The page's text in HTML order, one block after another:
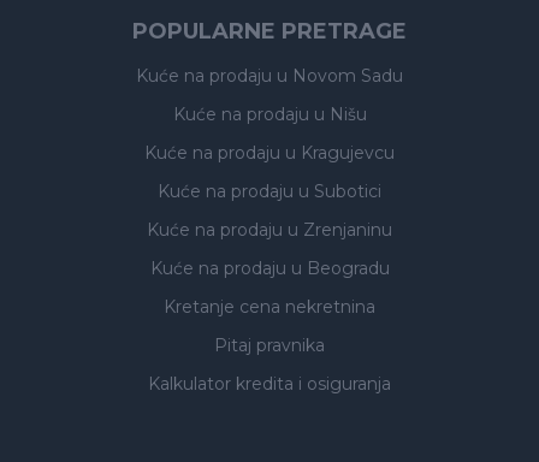
POPULARNE PRETRAGE
Kuće na prodaju u Novom Sadu
Kuće na prodaju u Nišu
Kuće na prodaju u Kragujevcu
Kuće na prodaju u Subotici
Kuće na prodaju u Zrenjaninu
Kuće na prodaju u Beogradu
Kretanje cena nekretnina
Pitaj pravnika
Kalkulator kredita i osiguranja